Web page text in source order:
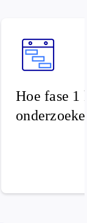
Hoe fase 1